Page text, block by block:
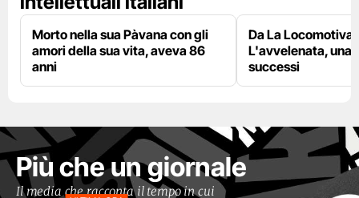
Morto nella sua Pàvana con gli
amori della sua vita, aveva 86
anni
Da La Locomotiva
L'avvelenata, una
successi
Più che un giornale
Il media che racconta il tempo in cui